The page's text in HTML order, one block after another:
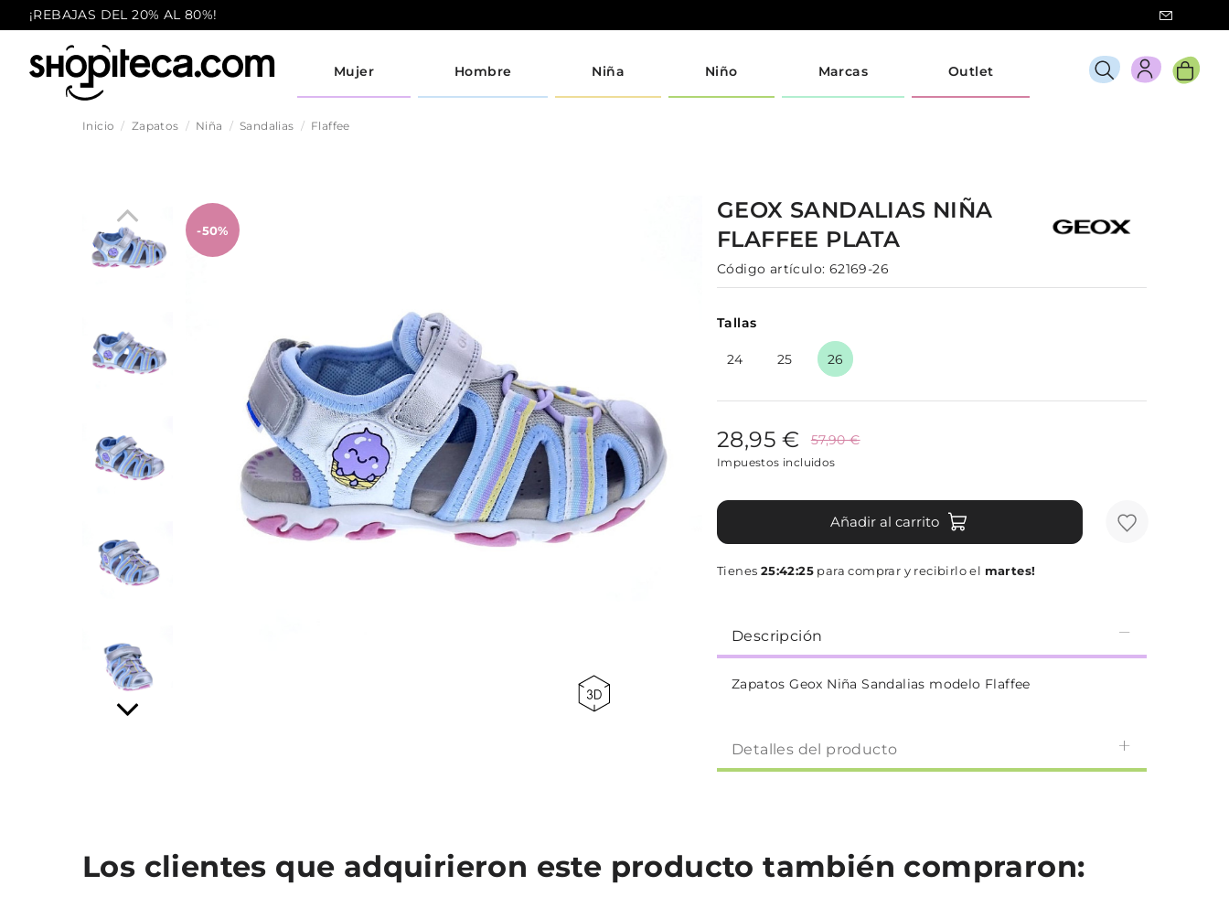
¡REBAJAS DEL 20% AL 80%!
Mujer Hombre Niña Niño Marcas Outlet
Inicio Zapatos Niña Sandalias Flaffee
-50%
GEOX SANDALIAS NIÑA
FLAFFEE PLATA
Código artículo: 62169-26
Tallas
24 25 26
28,95 € 57,90 €
Impuestos incluidos
Añadir al carrito
Tienes 25:42:24 para comprar y recibirlo el martes!
Descripción
Zapatos Geox Niña Sandalias modelo Flaffee
Detalles del producto
Los clientes que adquirieron este producto también compraron: